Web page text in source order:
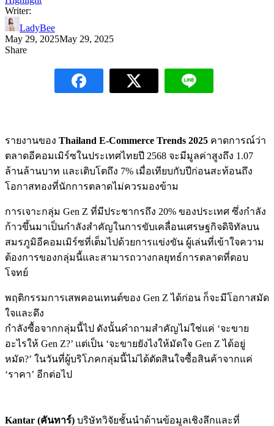
Writer:
LadyBee
May 29, 2025May 29, 2025
Share
รายงานของ Thailand E-Commerce Trends 2025 คาดการณ์ว่า
ตลาดอีคอมเมิร์ซในประเทศไทยปี 2568 จะมีมูลค่าสูงถึง 1.07
ล้านล้านบาท และเติบโตถึง 7% เมื่อเทียบกับปีก่อนสะท้อนถึง
โอกาสทองที่นักการตลาดไม่ควรมองข้าม
การเจาะกลุ่ม Gen Z ที่มีประชากรถึง 20% ของประเทศ ซึ่งกำลัง
ก้าวขึ้นมาเป็นกำลังสำคัญในการขับเคลื่อนเศรษฐกิจดิจิทัลบน
สมรภูมิอีคอมเมิร์ซที่เต็มไปด้วยการแข่งขัน ผู้เล่นที่เข้าใจความ
ต้องการของกลุ่มนี้และสามารถวางกลยุทธ์การตลาดที่ตอบ
โจทย์
พฤติกรรมการเสพคอนเทนต์ของ Gen Z ได้ก่อน ก็จะมีโอกาสมัด
ใจและดึง
กำลังซื้อจากกลุ่มนี้ไป ดังนั้นคำถามสำคัญไม่ใช่แค่ ‘จะขาย
อะไรให้ Gen Z?’ แต่เป็น ‘จะขายยังไงให้มัดใจ Gen Z ได้อยู่
หมัด?’ ในวันที่ผู้บริโภคกลุ่มนี้ไม่ได้ตัดสินใจซื้อสินค้าจากแค่
‘ราคา’ อีกต่อไป
Kantar (คันทาร์) บริษัทวิจัยชั้นนำด้านข้อมูลเชิงลึกและที่